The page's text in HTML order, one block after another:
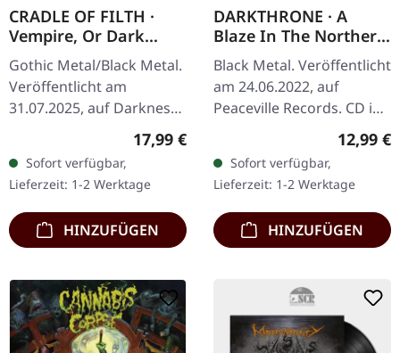
CRADLE OF FILTH ·
Vempire, Or Dark
Faerytales In
Phallustein |
DIGIBOOK CD
Gothic Metal/Black Metal.
Veröffentlicht am
31.07.2025, auf Darkness
Shall Rise Productions.
Hardcover-Digibook mit
24-seitigem Booklet,
Neue…
Regulärer Preis:
17,99 €
Sofort verfügbar,
Lieferzeit: 1-2 Werktage
HINZUFÜGEN
DARKTHRONE · A
Blaze In The Northern
Sky (Re-Release) | CD
Black Metal. Veröffentlicht
am 24.06.2022, auf
Peaceville Records. CD im
norwegische Black Metal
Meisterwerk gilt als eines
der…
12,99 €
Sofort verfügbar,
Lieferzeit: 1-2 Werktage
HINZUFÜGEN